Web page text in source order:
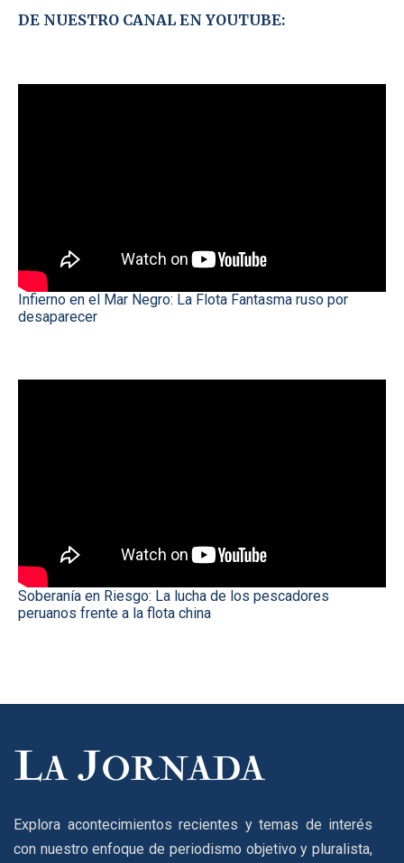
DE NUESTRO CANAL EN YOUTUBE:
Infierno en el Mar Negro: La Flota Fantasma ruso por
desaparecer
Soberanía en Riesgo: La lucha de los pescadores
peruanos frente a la flota china
Explora acontecimientos recientes y temas de interés
con nuestro enfoque de periodismo objetivo y pluralista,